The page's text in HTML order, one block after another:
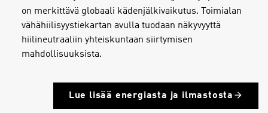
on merkittävä globaali kädenjälkivaikutus. Toimialan
vähähiilisyystiekartan avulla tuodaan näkyvyyttä
hiilineutraaliin yhteiskuntaan siirtymisen
mahdollisuuksista.
Lue lisää energiasta ja ilmastosta